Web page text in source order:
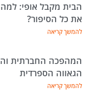
הבית מקבל אופי:
את כל הסיפור?
להמשך קריאה
המהפכה החברתית
הגאווה הספרדית
להמשך קריאה